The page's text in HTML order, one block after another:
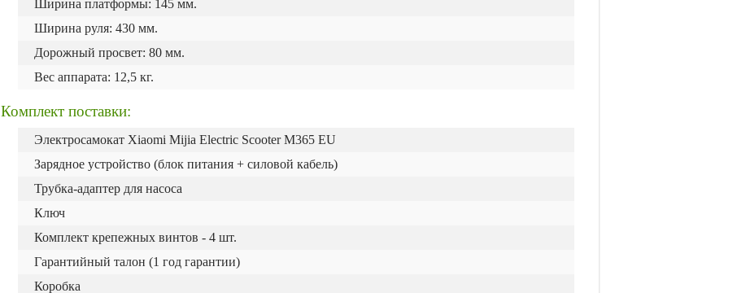
Ширина платформы: 145 мм.
Ширина руля: 430 мм.
Дорожный просвет: 80 мм.
Вес аппарата: 12,5 кг.
Комплект поставки:
Электросамокат Xiaomi Mijia Electric Scooter M365 EU
Зарядное устройство (блок питания + силовой кабель)
Трубка-адаптер для насоса
Ключ
Комплект крепежных винтов - 4 шт.
Гарантийный талон (1 год гарантии)
Коробка